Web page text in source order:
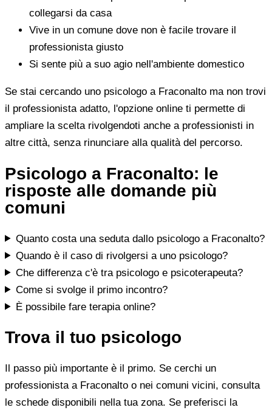
collegarsi da casa
Vive in un comune dove non è facile trovare il
professionista giusto
Si sente più a suo agio nell'ambiente domestico
Se stai cercando uno psicologo a Fraconalto ma non trovi
il professionista adatto, l'opzione online ti permette di
ampliare la scelta rivolgendoti anche a professionisti in
altre città, senza rinunciare alla qualità del percorso.
Psicologo a Fraconalto: le
risposte alle domande più
comuni
Quanto costa una seduta dallo psicologo a Fraconalto?
Quando è il caso di rivolgersi a uno psicologo?
Che differenza c'è tra psicologo e psicoterapeuta?
Come si svolge il primo incontro?
È possibile fare terapia online?
Trova il tuo psicologo
Il passo più importante è il primo. Se cerchi un
professionista a Fraconalto o nei comuni vicini, consulta
le schede disponibili nella tua zona. Se preferisci la